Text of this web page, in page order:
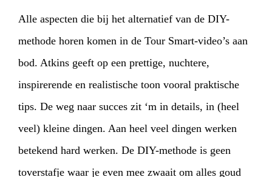
HOMEAGENDAARTDIVISION
PHOTOSNEWSINFOWEBSHOP
Alle aspecten die bij het alternatief van de DIY-
methode horen komen in de Tour Smart-video’s aan
bod. Atkins geeft op een prettige, nuchtere,
inspirerende en realistische toon vooral praktische
tips. De weg naar succes zit ‘m in details, in (heel
veel) kleine dingen. Aan heel veel dingen werken
betekend hard werken. De DIY-methode is geen
toverstafje waar je even mee zwaait om alles goud